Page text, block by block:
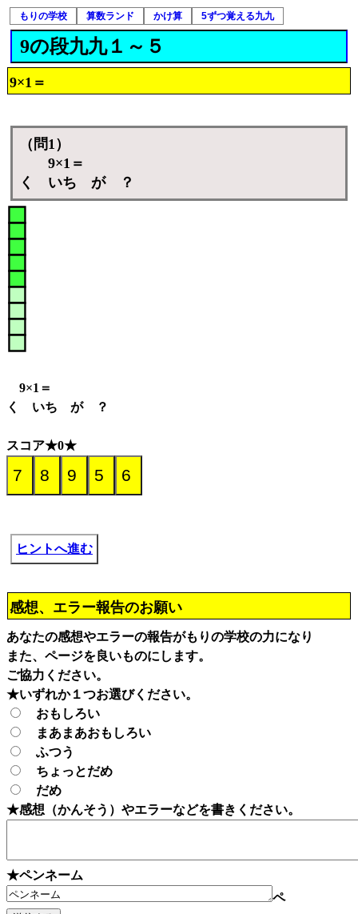
もりの学校 算数ランド かけ算 5ずつ覚える九九
9の段九九１～５
9×1＝
（問1）
9×1＝
く いち が ？
9×1＝
く いち が ？
スコア★0★
ヒントへ進む
感想、エラー報告のお願い
あなたの感想やエラーの報告がもりの学校の力になり
また、ページを良いものにします。
ご協力ください。
★いずれか１つお選びください。
おもしろい
まあまあおもしろい
ふつう
ちょっとだめ
だめ
★感想（かんそう）やエラーなどを書きください。
★ペンネーム
ペ